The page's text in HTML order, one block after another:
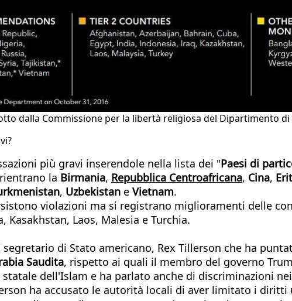
dalla Commissione per la libertà religiosa del Dipartimento di
più gravi inserendole nella lista dei "Paesi di
la Birmania, Repubblica Centroafricana, Cina,
, Uzbekistan e Vietnam.
violazioni ma si registrano miglioramenti delle
Laos, Malesia e Turchia.
di Stato americano, Rex Tillerson che ha
Saudita, rispetto ai quali il membro del governo
dell'Islam e ha parlato anche di discriminazioni
ha accusato le autorità locali di aver limitato i